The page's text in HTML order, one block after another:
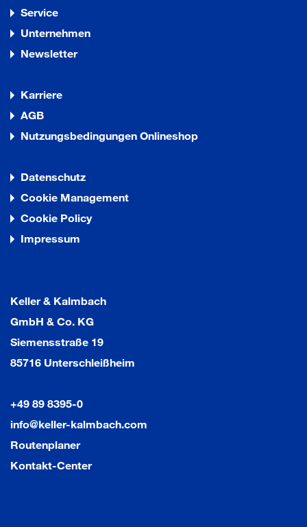
Service
Unternehmen
Newsletter
Karriere
AGB
Nutzungsbedingungen Onlineshop
Datenschutz
Cookie Management
Cookie Policy
Impressum
Keller & Kalmbach
GmbH & Co. KG
Siemensstraße 19
85716 Unterschleißheim
+49 89 8395-0
info@keller-kalmbach.com
Routenplaner
Kontakt-Center